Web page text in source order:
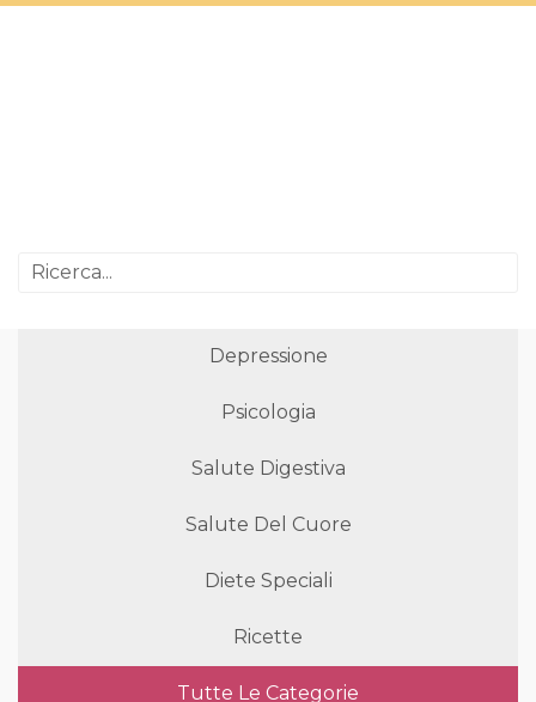
Depressione
Psicologia
Salute Digestiva
Salute Del Cuore
Diete Speciali
Ricette
Tutte Le Categorie